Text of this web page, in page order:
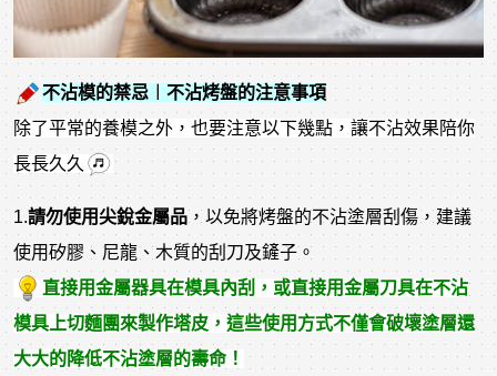
不沾模的禁忌︱不沾烤盤的注意事項
除了平常的養模之外，也要注意以下幾點，讓不沾效果陪你
長長久久
1.請勿使用尖銳金屬品，以免將烤盤的不沾塗層刮傷，建議
使用矽膠、尼龍、木質的刮刀及鏟子。
直接用金屬器具在模具內刮，或直接用金屬刀具在不沾
模具上切麵團來製作塔皮，這些使用方式不僅會破壞塗層還
大大的降低不沾塗層的壽命！